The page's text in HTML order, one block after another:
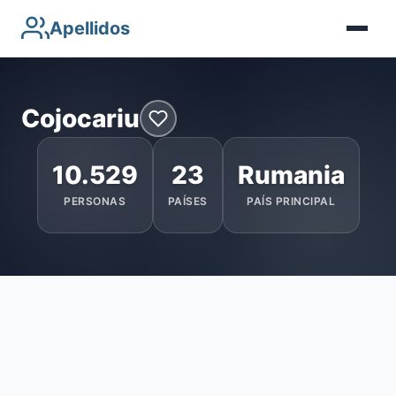
Apellidos
Cojocariu
10.529
PERSONAS
23
PAÍSES
Rumania
PAÍS PRINCIPAL